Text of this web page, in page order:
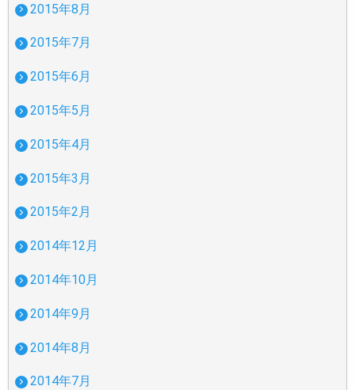
2015年8月
2015年7月
2015年6月
2015年5月
2015年4月
2015年3月
2015年2月
2014年12月
2014年10月
2014年9月
2014年8月
2014年7月